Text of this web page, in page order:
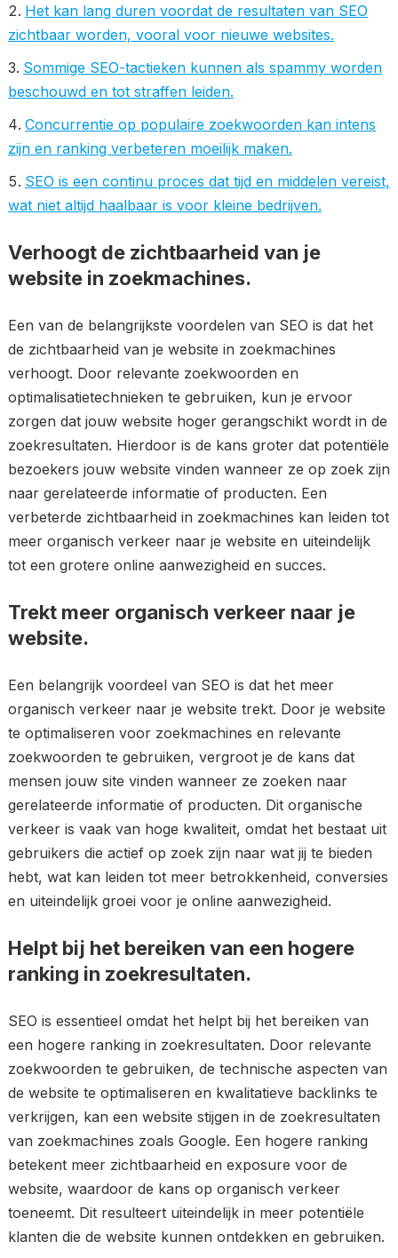
Het kan lang duren voordat de resultaten van SEO
zichtbaar worden, vooral voor nieuwe websites.
Sommige SEO-tactieken kunnen als spammy worden
beschouwd en tot straffen leiden.
Concurrentie op populaire zoekwoorden kan intens
zijn en ranking verbeteren moeilijk maken.
SEO is een continu proces dat tijd en middelen vereist,
wat niet altijd haalbaar is voor kleine bedrijven.
Verhoogt de zichtbaarheid van je
website in zoekmachines.
Een van de belangrijkste voordelen van SEO is dat het
de zichtbaarheid van je website in zoekmachines
verhoogt. Door relevante zoekwoorden en
optimalisatietechnieken te gebruiken, kun je ervoor
zorgen dat jouw website hoger gerangschikt wordt in de
zoekresultaten. Hierdoor is de kans groter dat potentiële
bezoekers jouw website vinden wanneer ze op zoek zijn
naar gerelateerde informatie of producten. Een
verbeterde zichtbaarheid in zoekmachines kan leiden tot
meer organisch verkeer naar je website en uiteindelijk
tot een grotere online aanwezigheid en succes.
Trekt meer organisch verkeer naar je
website.
Een belangrijk voordeel van SEO is dat het meer
organisch verkeer naar je website trekt. Door je website
te optimaliseren voor zoekmachines en relevante
zoekwoorden te gebruiken, vergroot je de kans dat
mensen jouw site vinden wanneer ze zoeken naar
gerelateerde informatie of producten. Dit organische
verkeer is vaak van hoge kwaliteit, omdat het bestaat uit
gebruikers die actief op zoek zijn naar wat jij te bieden
hebt, wat kan leiden tot meer betrokkenheid, conversies
en uiteindelijk groei voor je online aanwezigheid.
Helpt bij het bereiken van een hogere
ranking in zoekresultaten.
SEO is essentieel omdat het helpt bij het bereiken van
een hogere ranking in zoekresultaten. Door relevante
zoekwoorden te gebruiken, de technische aspecten van
de website te optimaliseren en kwalitatieve backlinks te
verkrijgen, kan een website stijgen in de zoekresultaten
van zoekmachines zoals Google. Een hogere ranking
betekent meer zichtbaarheid en exposure voor de
website, waardoor de kans op organisch verkeer
toeneemt. Dit resulteert uiteindelijk in meer potentiële
klanten die de website kunnen ontdekken en gebruiken.